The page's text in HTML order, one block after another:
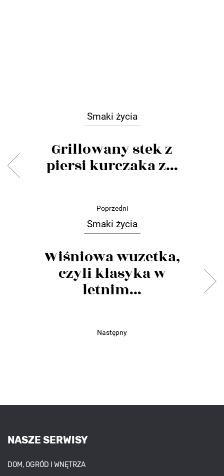
Smaki życia
Grillowany stek z
piersi kurczaka z...
Poprzedni
Smaki życia
Wiśniowa wuzetka,
czyli klasyka w
letnim...
Następny
NASZE SERWISY
DOM, OGRÓD I WNĘTRZA